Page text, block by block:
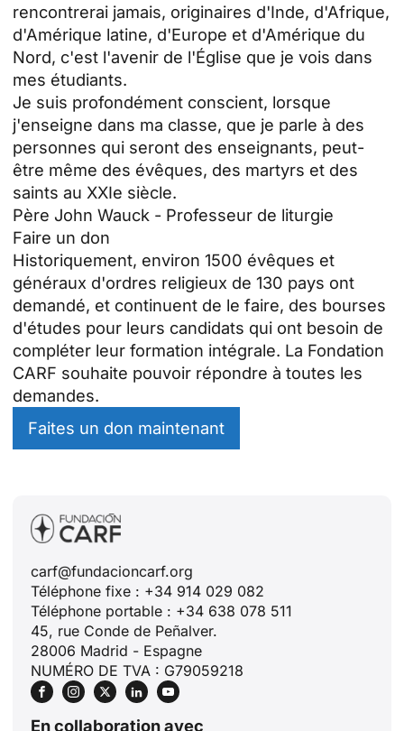
rencontrerai jamais, originaires d'Inde, d'Afrique,
d'Amérique latine, d'Europe et d'Amérique du
Nord, c'est l'avenir de l'Église que je vois dans
mes étudiants.
Je suis profondément conscient, lorsque
j'enseigne dans ma classe, que je parle à des
personnes qui seront des enseignants, peut-
être même des évêques, des martyrs et des
saints au XXIe siècle.
Père John Wauck - Professeur de liturgie
Faire un don
Historiquement, environ 1500 évêques et
généraux d'ordres religieux de 130 pays ont
demandé, et continuent de le faire, des bourses
d'études pour leurs candidats qui ont besoin de
compléter leur formation intégrale. La Fondation
CARF souhaite pouvoir répondre à toutes les
demandes.
Faites un don maintenant
carf@fundacioncarf.org
Téléphone fixe : +34 914 029 082
Téléphone portable : +34 638 078 511
45, rue Conde de Peñalver.
28006 Madrid - Espagne
NUMÉRO DE TVA : G79059218
En collaboration avec